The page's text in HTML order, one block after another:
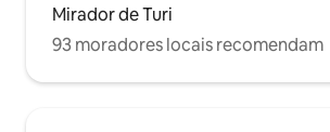
Mirador de Turi
93 moradores locais recomendam